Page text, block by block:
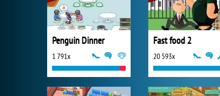
Penguin Dinner
1 791x
Fast food 2
20 593x